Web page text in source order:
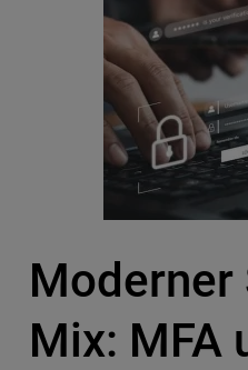
Moderner
Mix: MFA